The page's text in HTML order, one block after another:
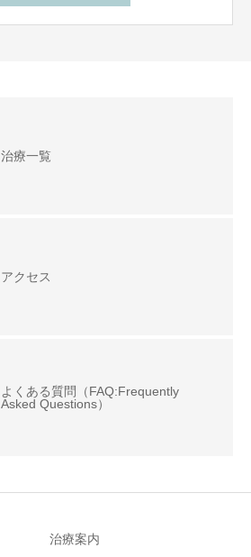
治療一覧
アクセス
よくある質問（FAQ:Frequently
Asked Questions）
治療案内